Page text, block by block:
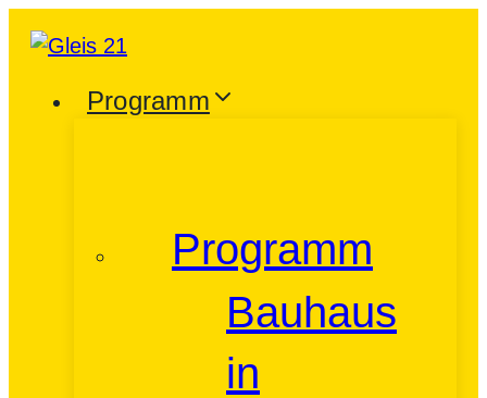
Inhalt
Programm
Programm
Bauhaus
in